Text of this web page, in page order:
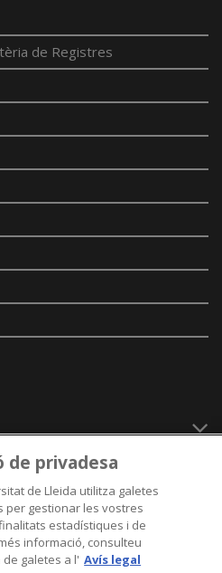
de Registres
de privadesa
de Lleida utilitza galetes
per gestionar les vostres
estadístiques i de
informació, consulteu
de galetes a l' Avís legal